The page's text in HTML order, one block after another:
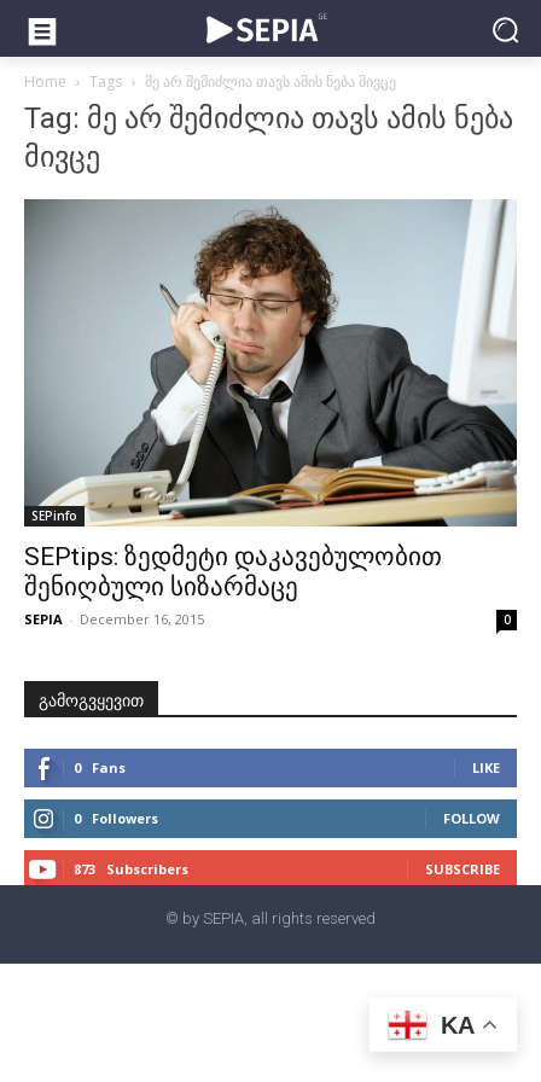
Home Tags მე არ შემიძლია თავს ამის ნება მივცე
Tag: მე არ შემიძლია თავს ამის ნება
მივცე
SEPinfo
SEPtips: ზედმეტი დაკავებულობით
შენიღბული სიზარმაცე
SEPIA - December 16, 2015 0
გამოგვყევით
0 Fans LIKE
0 Followers FOLLOW
873 Subscribers SUBSCRIBE
© by SEPIA, all rights reserved
KA